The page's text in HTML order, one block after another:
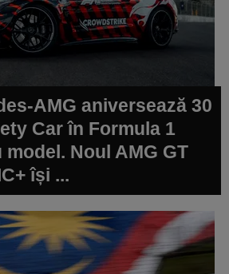
AMG aniversează 30
Car în Formula 1
Noul AMG GT
își ...